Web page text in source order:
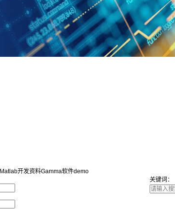
Matlab开发资料Gamma软件demo
关键词：